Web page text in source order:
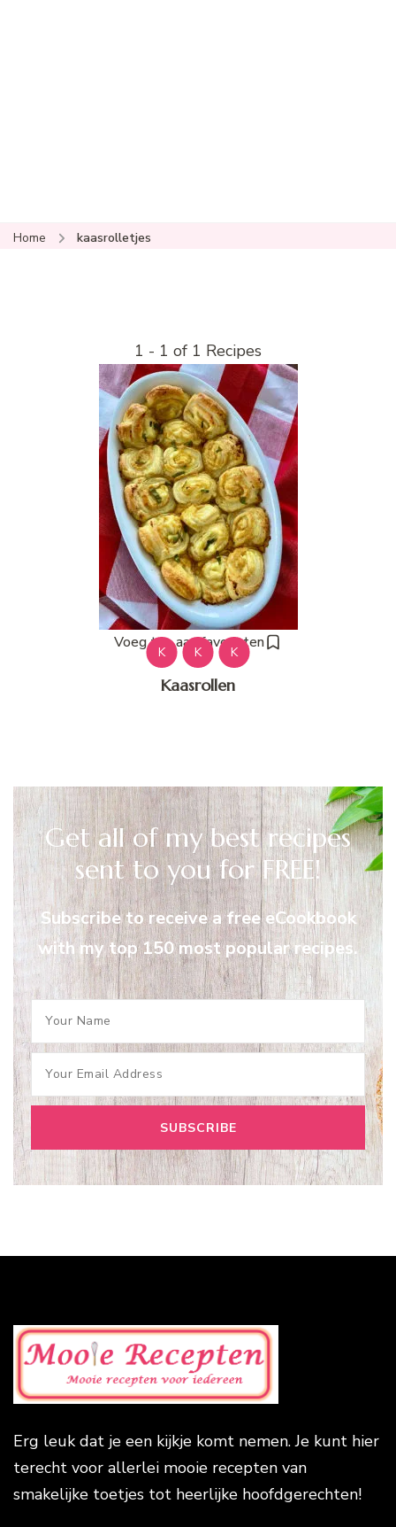
Home kaasrolletjes
1 - 1 of 1 Recipes
Voeg toe aan favorieten
K K K
Kaasrollen
Get all of my best recipes
sent to you for FREE!
Subscribe to receive a free eCookbook
with my top 150 most popular recipes.
Erg leuk dat je een kijkje komt nemen. Je kunt hier
terecht voor allerlei mooie recepten van
smakelijke toetjes tot heerlijke hoofdgerechten!